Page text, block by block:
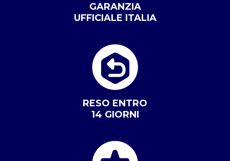
GARANZIA
UFFICIALE ITALIA
RESO ENTRO
14 GIORNI